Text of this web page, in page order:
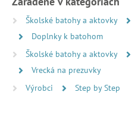
Školské batohy a aktovky
Doplnky k batohom
Školské batohy a aktovky
Vrecká na prezuvky
Výrobci
Step by Step